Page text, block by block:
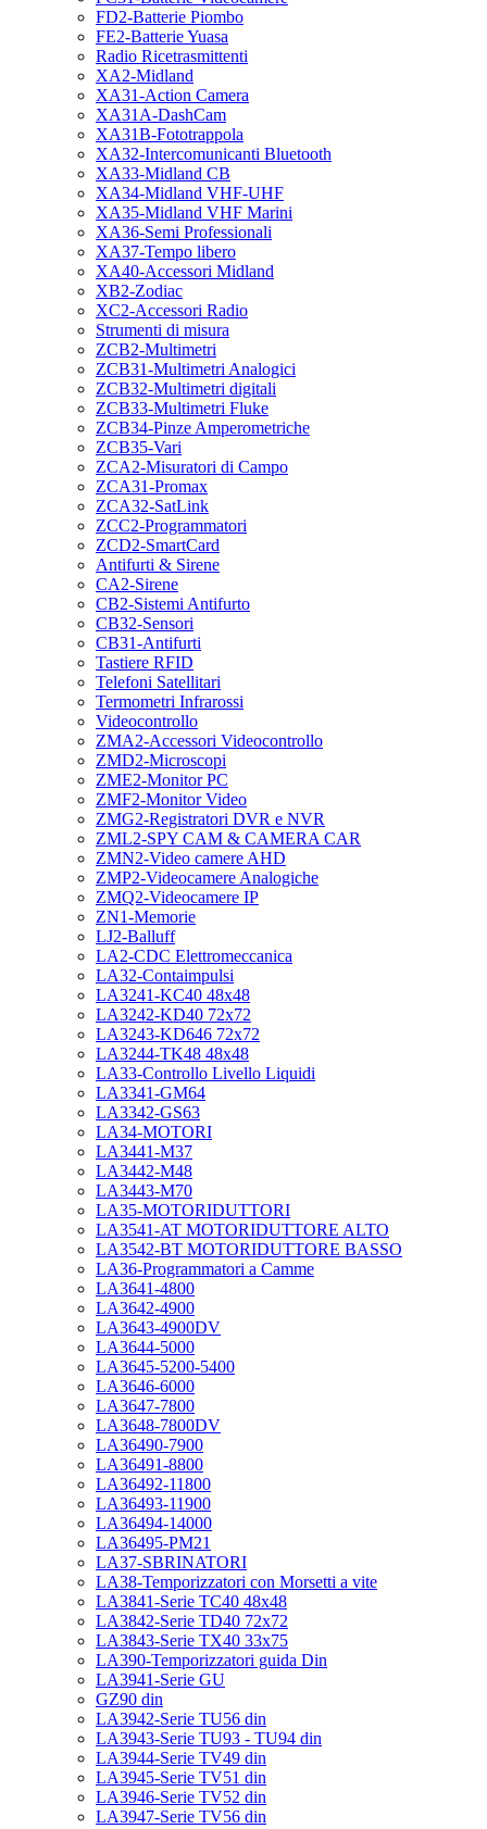
FD2-Batterie Piombo
FE2-Batterie Yuasa
Radio Ricetrasmittenti
XA2-Midland
XA31-Action Camera
XA31A-DashCam
XA31B-Fototrappola
XA32-Intercomunicanti Bluetooth
XA33-Midland CB
XA34-Midland VHF-UHF
XA35-Midland VHF Marini
XA36-Semi Professionali
XA37-Tempo libero
XA40-Accessori Midland
XB2-Zodiac
XC2-Accessori Radio
Strumenti di misura
ZCB2-Multimetri
ZCB31-Multimetri Analogici
ZCB32-Multimetri digitali
ZCB33-Multimetri Fluke
ZCB34-Pinze Amperometriche
ZCB35-Vari
ZCA2-Misuratori di Campo
ZCA31-Promax
ZCA32-SatLink
ZCC2-Programmatori
ZCD2-SmartCard
Antifurti & Sirene
CA2-Sirene
CB2-Sistemi Antifurto
CB32-Sensori
CB31-Antifurti
Tastiere RFID
Telefoni Satellitari
Termometri Infrarossi
Videocontrollo
ZMA2-Accessori Videocontrollo
ZMD2-Microscopi
ZME2-Monitor PC
ZMF2-Monitor Video
ZMG2-Registratori DVR e NVR
ZML2-SPY CAM & CAMERA CAR
ZMN2-Video camere AHD
ZMP2-Videocamere Analogiche
ZMQ2-Videocamere IP
ZN1-Memorie
LJ2-Balluff
LA2-CDC Elettromeccanica
LA32-Contaimpulsi
LA3241-KC40 48x48
LA3242-KD40 72x72
LA3243-KD646 72x72
LA3244-TK48 48x48
LA33-Controllo Livello Liquidi
LA3341-GM64
LA3342-GS63
LA34-MOTORI
LA3441-M37
LA3442-M48
LA3443-M70
LA35-MOTORIDUTTORI
LA3541-AT MOTORIDUTTORE ALTO
LA3542-BT MOTORIDUTTORE BASSO
LA36-Programmatori a Camme
LA3641-4800
LA3642-4900
LA3643-4900DV
LA3644-5000
LA3645-5200-5400
LA3646-6000
LA3647-7800
LA3648-7800DV
LA36490-7900
LA36491-8800
LA36492-11800
LA36493-11900
LA36494-14000
LA36495-PM21
LA37-SBRINATORI
LA38-Temporizzatori con Morsetti a vite
LA3841-Serie TC40 48x48
LA3842-Serie TD40 72x72
LA3843-Serie TX40 33x75
LA390-Temporizzatori guida Din
LA3941-Serie GU
GZ90 din
LA3942-Serie TU56 din
LA3943-Serie TU93 - TU94 din
LA3944-Serie TV49 din
LA3945-Serie TV51 din
LA3946-Serie TV52 din
LA3947-Serie TV56 din